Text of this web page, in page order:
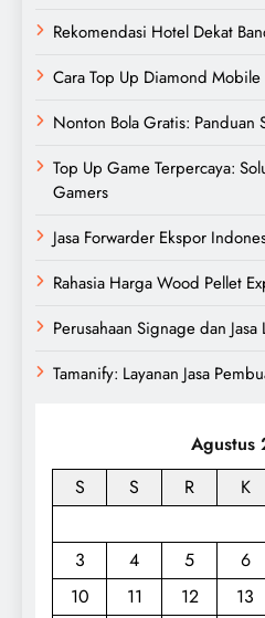
Rekomendasi Hotel Dekat
Cara Top Up Diamond
Nonton Bola Gratis: Panduan
Top Up Game Terpercaya:
Gamers
Jasa Forwarder Ekspor
Rahasia Harga Wood Pellet
Perusahaan Signage dan
Tamanify: Layanan Jasa
Agustus
S
S R K
3
4 5 6
10
11 12 13